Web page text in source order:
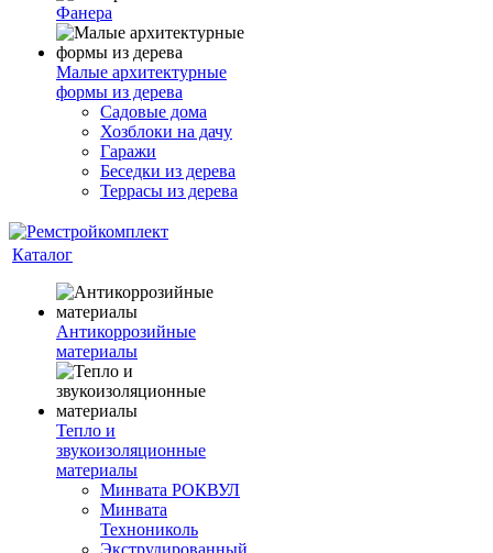
Фанера
Малые архитектурные
формы из дерева
Садовые дома
Хозблоки на дачу
Гаражи
Беседки из дерева
Террасы из дерева
Каталог
Антикоррозийные
материалы
Тепло и
звукоизоляционные
материалы
Минвата РОКВУЛ
Минвата
Технониколь
Экструдированный